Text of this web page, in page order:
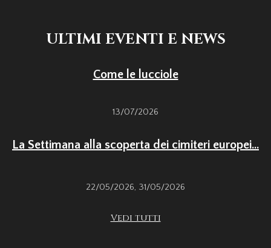
ULTIMI EVENTI E NEWS
Come le lucciole
13/07/2026
La Settimana alla scoperta dei cimiteri europei...
22/05/2026, 31/05/2026
Vedi tutti